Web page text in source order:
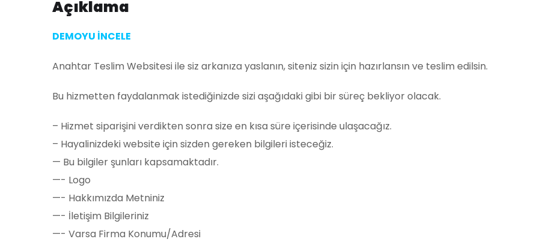
Açıklama
DEMOYU İNCELE
Anahtar Teslim Websitesi ile siz arkanıza yaslanın, siteniz sizin için hazırlansın ve teslim edilsin.
Bu hizmetten faydalanmak istediğinizde sizi aşağıdaki gibi bir süreç bekliyor olacak.
– Hizmet siparişini verdikten sonra size en kısa süre içerisinde ulaşacağız.
– Hayalinizdeki website için sizden gereken bilgileri isteceğiz.
— Bu bilgiler şunları kapsamaktadır.
—- Logo
—- Hakkımızda Metniniz
—- İletişim Bilgileriniz
—- Varsa Firma Konumu/Adresi